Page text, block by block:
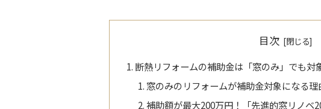
目次
断熱リフォームの補助金は「窓のみ」でも対
窓のみのリフォームが補助金対象になる理
補助額が最大200万円！「先進的窓リノベ